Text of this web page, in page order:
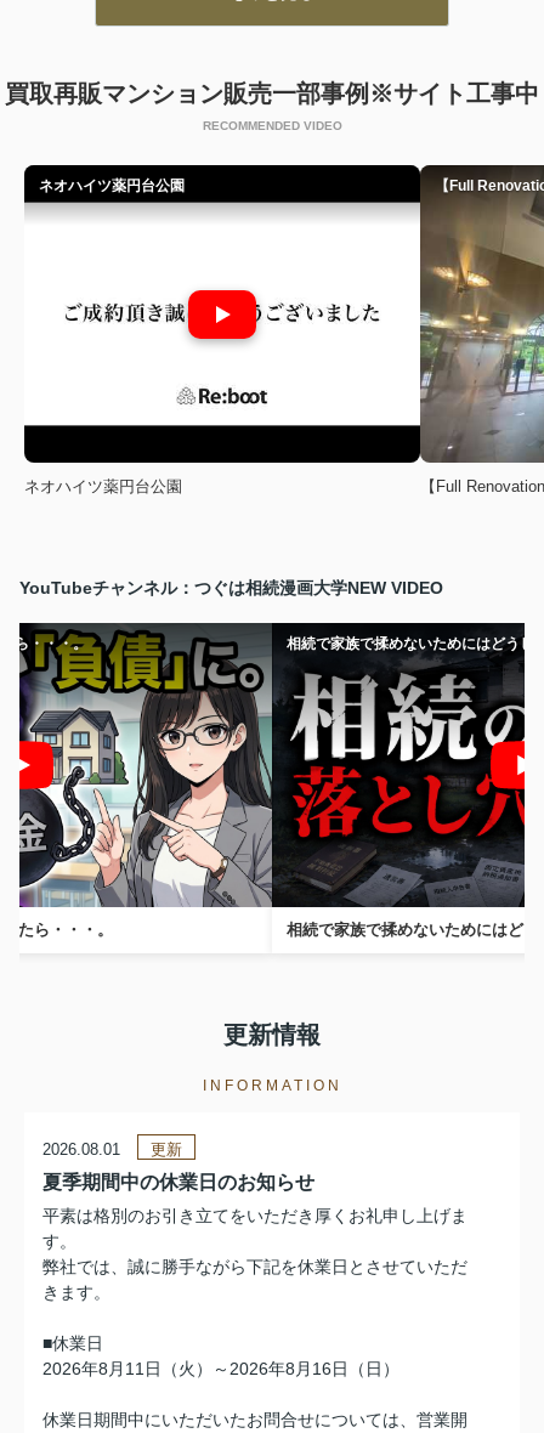
いった基本情報から、分譲マンションと
事業用物件の相場、価格推移、そして売
却・購入時の具体的なポイントまでを整
い基礎知識を押さえることで、売却価格
の設定や購入判断に自信を持ち、無理や
書類一覧を、基本的な身
権利関係、税金・管理関
時の再発行方法のポイン
く紹介します。これから
る方は、チェックリスト
役立てください。 【目次
買取再販マンション販売一部事例※サイト工事中
RECOMMENDED VIDEO
ネオハイツ薬円台公園
ネオハイツ薬円台公園
【Full
【Full
YouTubeチャンネル：つぐは相続漫画大学NEW VIDEO
ら・・・。
たら・・・。
相続で家族で揉めないためにはどうし
相続で家族で揉めないためにはど
更新情報
INFORMATION
2026.08.01 更新
夏季期間中の休業日のお知らせ
平素は格別のお引き立てをいただき厚くお礼申し上げま
す。
弊社では、誠に勝手ながら下記を休業日とさせていただ
きます。
■休業日
2026年8月11日（火）～2026年8月16日（日）
休業日期間中にいただいたお問合せについては、営業開